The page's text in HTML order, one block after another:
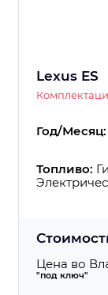
Lexus ES
Год/Месяц:
Топливо:
Цена во
"под ключ"